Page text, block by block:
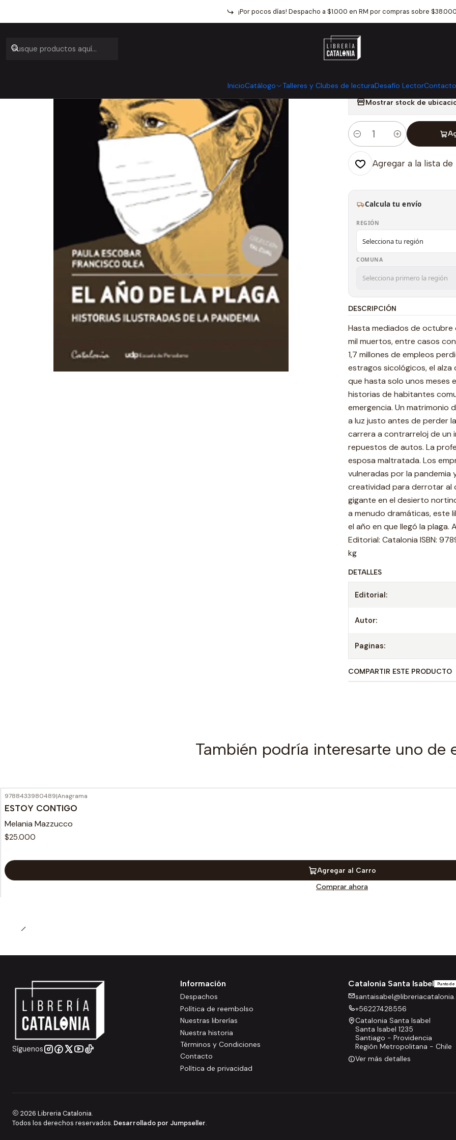
InicioCatálogo Talleres y Clubes de lecturaDesafío LectorContacto
¡Por pocos días! Despacho a $1.000 en RM por compras sobre $38.000
Narrativa Diario Y Memorias El Año De La Plaga Historias
|
El Año De La
Mostrar stock de
Cantidad
Agregar a la lista
Calcula tu envío
REGIÓN
COMUNA
DESCRIPCIÓN
Hasta mediados de octubre
mil muertos, entre casos
1,7 millones de empleos
estragos sicológicos, el
que hasta solo unos meses
historias de habitantes
emergencia. Un matrimonio
a luz justo antes de perder
carrera a contrarreloj de un
repuestos de autos. La
esposa maltratada. Los
vulneradas por la pandemia
creatividad para derrotar al
gigante en el desierto
a menudo dramáticas, este
el año en que llegó la plaga.
Editorial: Catalonia ISBN:
kg
DETALLES
Editorial:
Autor:
Paginas:
COMPARTIR ESTE PRODUCTO
También podría interesarte uno de
9788433980489|Anagrama
ESTOY CONTIGO
Melania Mazzucco
$25.000
Agregar al Carro
Comprar ahora
Síguenos
Información
Despachos
Política de reembolso
Nuestras librerías
Nuestra historia
Términos y Condiciones
Contacto
Política de privacidad
Catalonia Santa Isabel Punto
+56227428556
Catalonia Santa Isabel
Santa Isabel 1235
Santiago - Providencia
Región Metropolitana - Chile
Ver más detalles
2026 Libreria Catalonia.
Todos los derechos reservados. Desarrollado por Jumpseller.